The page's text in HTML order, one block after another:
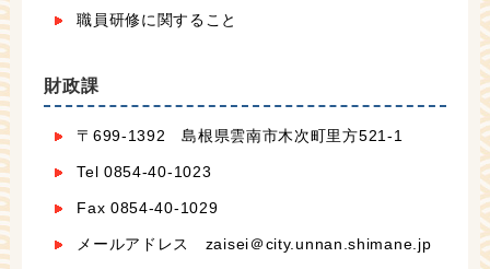
職員研修に関すること
財政課
〒699-1392 島根県雲南市木次町里方521-1
Tel 0854-40-1023
Fax 0854-40-1029
メールアドレス zaisei＠city.unnan.shimane.jp